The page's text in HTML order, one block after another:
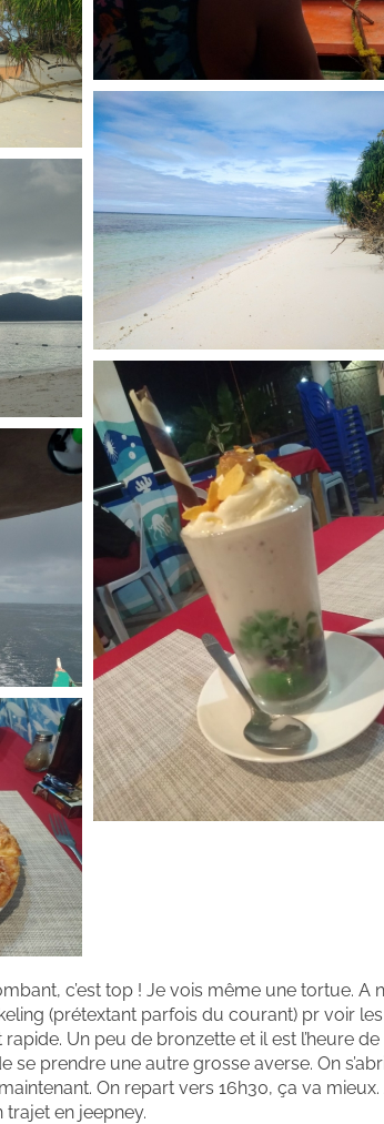
c’est top ! Je vois même une tortue. A
(prétextant parfois du courant) pr voir les
rapide. Un peu de bronzette et il est l’heure de
prendre une autre grosse averse. On
On repart vers 16h30, ça va mieux.
en jeepney.